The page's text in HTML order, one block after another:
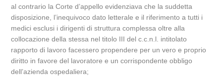
al contrario la Corte d’appello evidenziava che la suddetta
disposizione, l’inequivoco dato letterale e il riferimento a tutti i
medici esclusi i dirigenti di struttura complessa oltre alla
collocazione della stessa nel titolo III del c.c.n.l. intitolato
rapporto di lavoro facessero propendere per un vero e proprio
diritto in favore del lavoratore e un corrispondente obbligo
dell’azienda ospedaliera;